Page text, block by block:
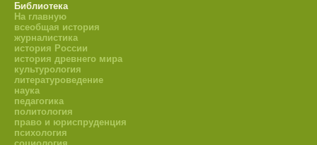
Библиотека
На главную
всеобщая история
журналистика
история России
история древнего мира
культурология
литературоведение
наука
педагогика
политология
право и юриспруденция
психология